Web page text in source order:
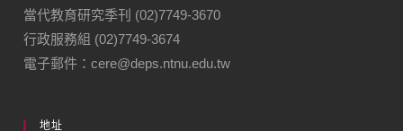
當代教育研究季刊 (02)7749-3670
行政服務組 (02)7749-3674
電子郵件：cere@deps.ntnu.edu.tw
地址